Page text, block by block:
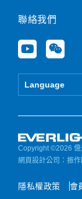
聯絡我們
Y
o
u
e
W
e
i
Language
Copyright ©2026 億
網頁設計公司 ：振
隱私權政策 會